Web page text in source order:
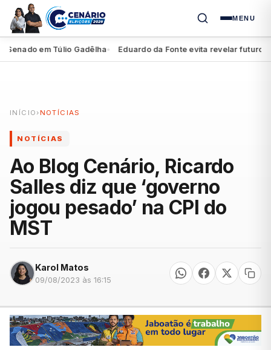
MENU
em Túlio Gadêlha● Eduardo da Fonte evita revelar futuro de
INÍCIO ›NOTÍCIAS
NOTÍCIAS
Ao Blog Cenário, Ricardo
Salles diz que ‘governo
jogou pesado’ na CPI do
MST
Karol Matos
09/08/2023 às 16:15